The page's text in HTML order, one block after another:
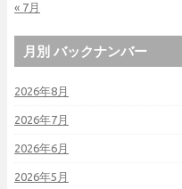
« 7月
月別 バックナンバー
2026年8月
2026年7月
2026年6月
2026年5月